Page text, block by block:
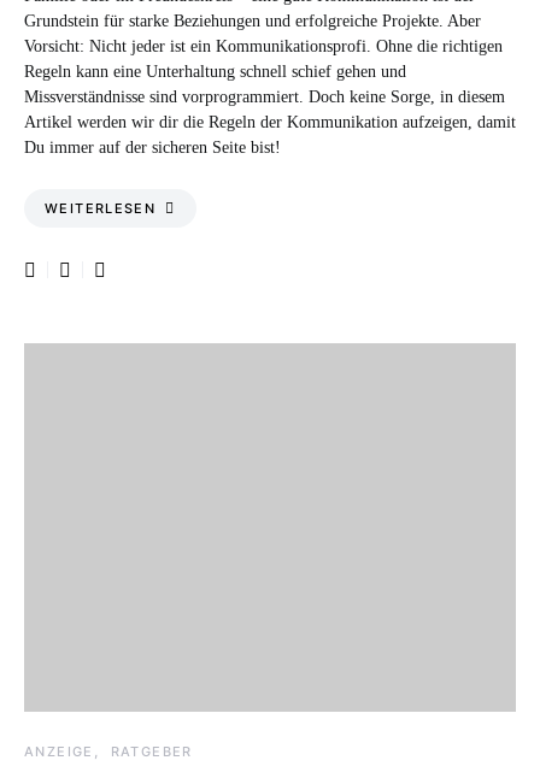
Grundstein für starke Beziehungen und erfolgreiche Projekte. Aber
Vorsicht: Nicht jeder ist ein Kommunikationsprofi. Ohne die richtigen
Regeln kann eine Unterhaltung schnell schief gehen und
Missverständnisse sind vorprogrammiert. Doch keine Sorge, in diesem
Artikel werden wir dir die Regeln der Kommunikation aufzeigen, damit
Du immer auf der sicheren Seite bist!
WEITERLESEN
ANZEIGE RATGEBER